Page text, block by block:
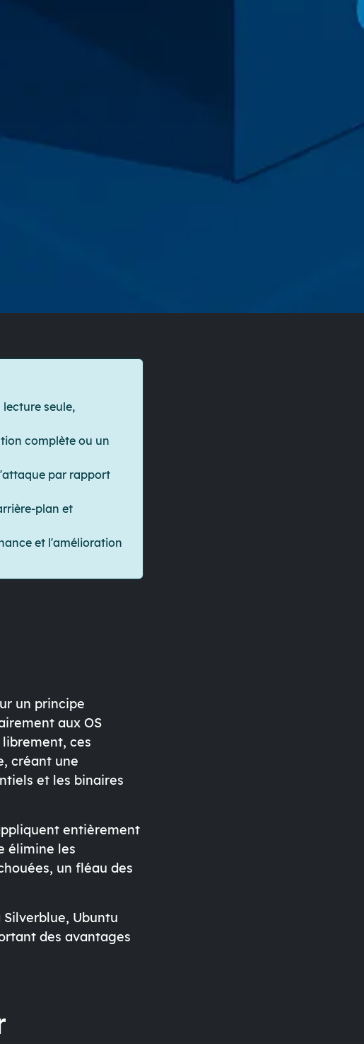
seule,
complète ou un
par rapport
plan et
et l'amélioration
un principe
aux OS
ces
créant une
et les binaires
entièrement
élimine les
un fléau des
Ubuntu
des avantages